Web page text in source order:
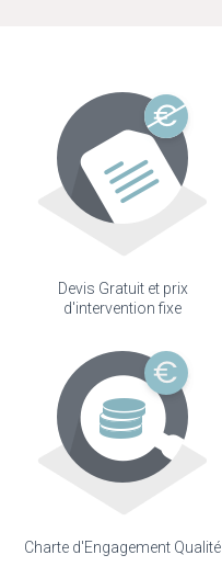
Devis Gratuit et prix
d'intervention fixe
Charte d'Engagement Qualité